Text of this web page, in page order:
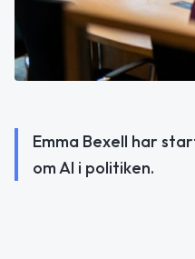
Emma Bexell har
om AI i politiken.